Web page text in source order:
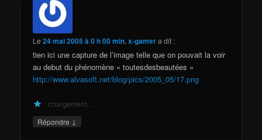
Le24 mai 2005 à 0 h 00 min,x-gamera dit :
tien ici une capture de l’image telle que on pouvait la voir
au debut du phénomène « toutesdesbeautées »
http://www.alvasoft.net/blog/pics/2005_05/17.png
chargement…
Répondre ↓